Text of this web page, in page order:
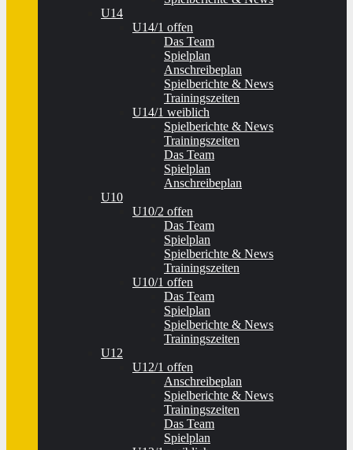
U14
U14/1 offen
Das Team
Spielplan
Anschreibeplan
Spielberichte & News
Trainingszeiten
U14/1 weiblich
Spielberichte & News
Trainingszeiten
Das Team
Spielplan
Anschreibeplan
U10
U10/2 offen
Das Team
Spielplan
Spielberichte & News
Trainingszeiten
U10/1 offen
Das Team
Spielplan
Spielberichte & News
Trainingszeiten
U12
U12/1 offen
Anschreibeplan
Spielberichte & News
Trainingszeiten
Das Team
Spielplan